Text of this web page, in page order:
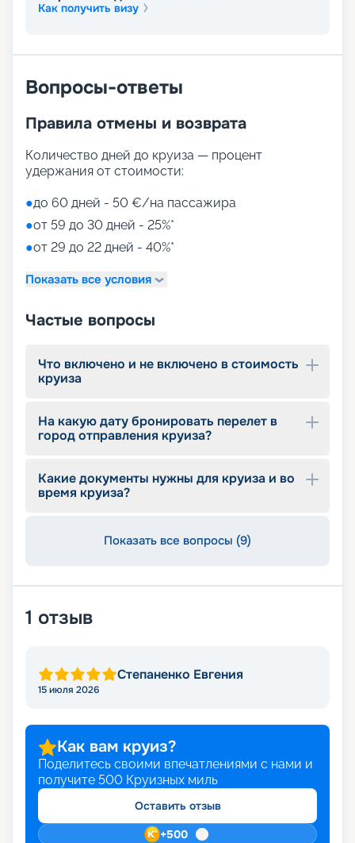
Маршруты лайнера MSC Grandiosa в навигацию
Испании и Франции. На нашем сайте можно
нужные сведения – расписание круизов, схемы
палуб, цены путевок, описание кают, фото
интерьеров. Вас ждет лучший отдых в мире! Для
того чтобы выбрать лучшие места,
воспользуйтесь услугой раннего бронирования.
Как получить визу
Вопросы-ответы
Правила отмены и возврата
Количество дней до круиза — процент
удержания от стоимости:
●до 60 дней - 50 €/на пассажира
●от 59 до 30 дней - 25%*
●от 29 до 22 дней - 40%*
Показать все условия
Частые вопросы
Что включено и не включено в стоимость
круиза
На какую дату бронировать перелет в
город отправления круиза?
Какие документы нужны для круиза и во
время круиза?
Показать все вопросы (9)
1 отзыв
Степаненко Евгения
15 июля 2026
Как вам круиз?
Поделитесь своими впечатлениями с нами и
получите 500 Круизных миль
Оставить отзыв
+500